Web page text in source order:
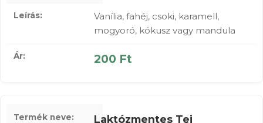
Vanília, fahéj, csoki, karamell,
mogyoró, kókusz vagy mandula
200 Ft
Laktózmentes Tej